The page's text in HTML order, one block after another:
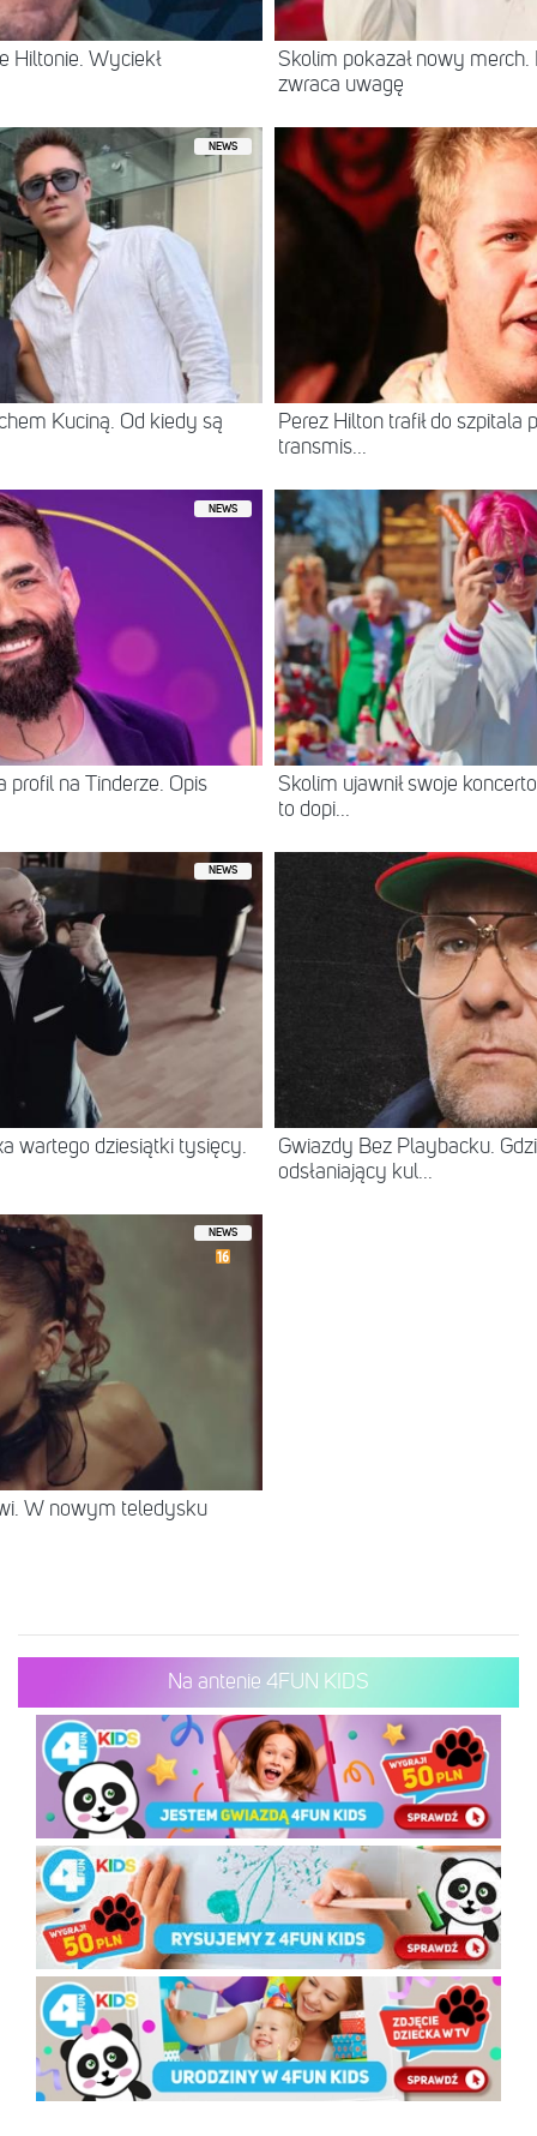
Hiltonie. Wyciekł
Skolim pokazał nowy
zwraca uwagę
NEWS
Kuciną. Od kiedy są
Perez Hilton trafił do szpitala
transmis...
NEWS
profil na Tinderze. Opis
Skolim ujawnił swoje
to dopi...
NEWS
wartego dziesiątki tysięcy.
Gwiazdy Bez Playbacku.
odsłaniający kul...
NEWS
W nowym teledysku
Na antenie 4FUN KIDS